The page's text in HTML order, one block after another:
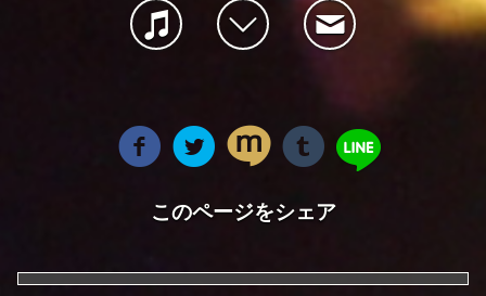
このページをシェア